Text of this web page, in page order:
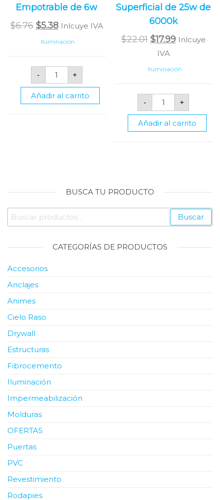
Empotrable de 6w
$6.76 Original
price
$6.76.
$5.38Current
price
$5.38.
Inlcuye IVA
Iluminación
-
Panel
LED
Redondo
Empotrable
de
6w
+
Añadir al carrito
Superficial de 25w de
6000k
$22.01 Original
price
was:
$17.99Current
is:
Inlcuye
IVA
Iluminación
-
Panel
LED
Cuadrado
Superficial
de
25w
+
Añadir al carrito
BUSCA TU PRODUCTO
Buscar
por:
Buscar
CATEGORÍAS DE PRODUCTOS
Accesorios
Anclajes
Animes
Cielo Raso
Drywall
Estructuras
Fibrocemento
Iluminación
Impermeabilización
Molduras
OFERTAS
Puertas
PVC
Revestimiento
Rodapies